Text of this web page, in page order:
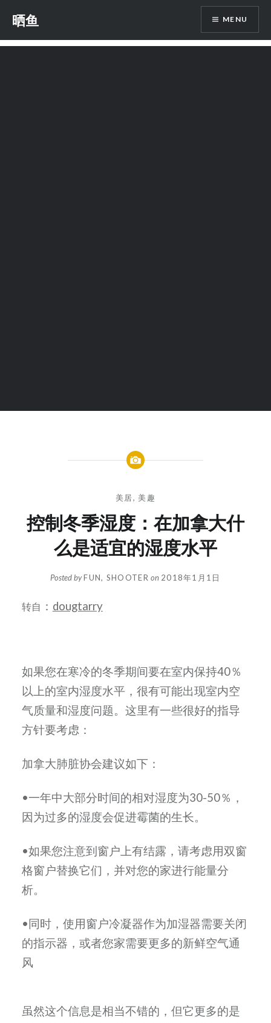
content
晒鱼 MENU
美居, 美趣
控制冬季湿度：在加拿大什
么是适宜的湿度水平
Posted byFUN, SHOOTER on 2018年1月1日
转自 ： dougtarry
如果您在寒冷的冬季期间要在室内保持40％
以上的室内湿度水平，很有可能出现室内空
气质量和湿度问题。这里有一些很好的指导
方针要考虑：
加拿大肺脏协会建议如下：
•一年中大部分时间的相对湿度为30-50％，
因为过多的湿度会促进霉菌的生长。
•如果您注意到窗户上有结露，请考虑用双窗
格窗户替换它们，并对您的家进行能量分
析。
•同时，使用窗户冷凝器作为加湿器需要关闭
的指示器，或者您家需要更多的新鲜空气通
风
虽然这个信息是相当不错的，但它更多的是